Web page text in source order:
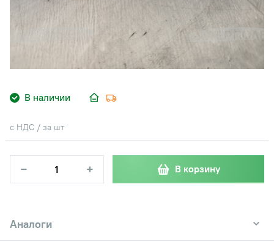
В наличии
с НДС / за шт
− + В корзину
Аналоги